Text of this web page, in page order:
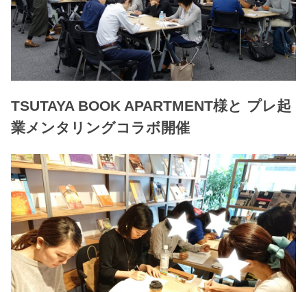
TSUTAYA BOOK APARTMENT様と プレ起
業メンタリングコラボ開催